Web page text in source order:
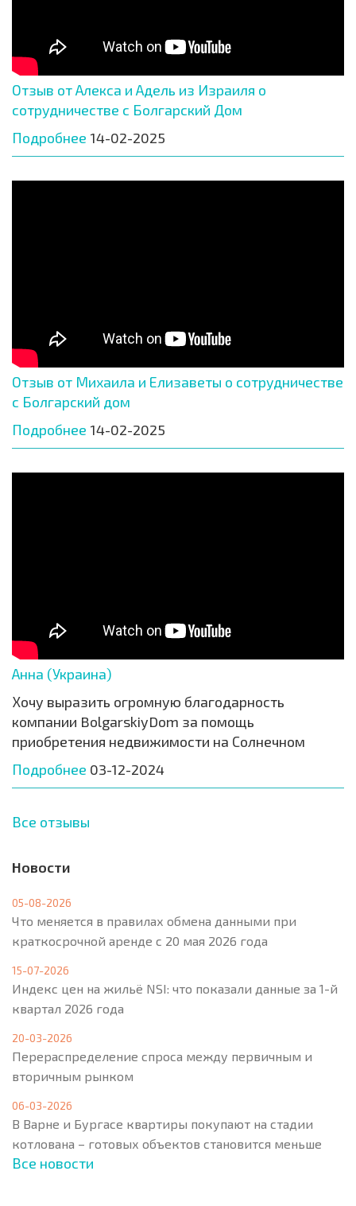
Отзыв от Алекса и Адель из Израиля о
сотрудничестве с Болгарский Дом
Подробнее 14-02-2025
Отзыв от Михаила и Елизаветы о сотрудничестве
с Болгарский дом
Подробнее 14-02-2025
Анна (Украина)
Хочу выразить огромную благодарность
компании BolgarskiyDom за помощь
приобретения недвижимости на Солнечном
Подробнее 03-12-2024
Все отзывы
Новости
05-08-2026
Что меняется в правилах обмена данными при
краткосрочной аренде с 20 мая 2026 года
15-07-2026
Индекс цен на жильё NSI: что показали данные за 1-й
квартал 2026 года
20-03-2026
Перераспределение спроса между первичным и
вторичным рынком
06-03-2026
В Варне и Бургасе квартиры покупают на стадии
котлована – готовых объектов становится меньше
Все новости